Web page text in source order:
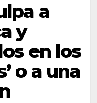
a
y
en los
o a una